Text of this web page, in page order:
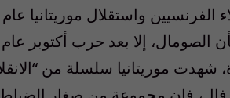
شهدت موريتانيا سلسلة من